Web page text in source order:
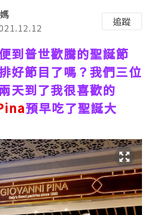
追蹤
到普世歡騰的聖誕節
好節目了嗎？我們三位
天到了我很喜歡的
預早吃了聖誕大